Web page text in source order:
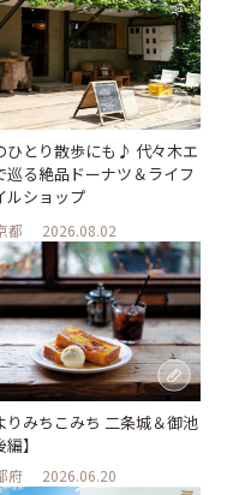
ひとり散歩にも♪ 代々木エ
巡る絶品ドーナツ＆ライフ
ルショップ
都 2026.08.02
りみちこみち 二条城＆御池
】
府 2026.06.20